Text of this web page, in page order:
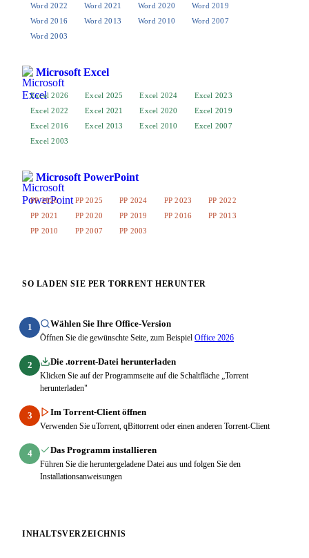
Word 2022
Word 2021 Word 2020
Word 2019
Word 2016
Word 2013 Word 2010
Word 2007
Word 2003
Microsoft Excel
Excel 2026 Excel 2025 Excel 2024
Excel 2023
Excel 2022
Excel 2021 Excel 2020
Excel 2019
Excel 2016
Excel 2013 Excel 2010
Excel 2007
Excel 2003
Microsoft PowerPoint
PP 2026 PP 2025 PP 2024 PP 2023
PP 2022
PP 2021
PP 2020 PP 2019 PP 2016
PP 2013
PP 2010
PP 2007 PP 2003
SO LADEN SIE PER TORRENT HERUNTER
1 Wählen Sie Ihre Office-Version
Öffnen Sie die gewünschte Seite, zum Beispiel Office 2026
2 Die .torrent-Datei herunterladen
Klicken Sie auf der Programmseite auf die Schaltfläche „Torrent
herunterladen"
3 Im Torrent-Client öffnen
Verwenden Sie uTorrent, qBittorrent oder einen anderen Torrent-Client
4 Das Programm installieren
Führen Sie die heruntergeladene Datei aus und folgen Sie den
Installationsanweisungen
INHALTSVERZEICHNIS